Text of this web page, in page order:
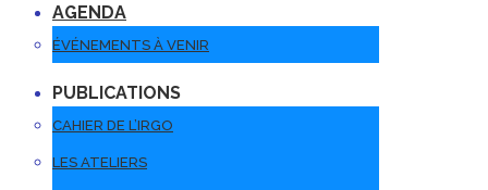
AGENDA
ÉVÉNEMENTS À VENIR
PUBLICATIONS
CAHIER DE L’IRGO
LES ATELIERS